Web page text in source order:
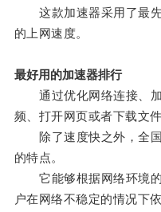
这款加速器采用了最先
的上网速度。
最好用的加速器排行
通过优化网络连接、加
频、打开网页或者下载文
除了速度快之外，全国
的特点。
它能够根据网络环境的
户在网络不稳定的情况下